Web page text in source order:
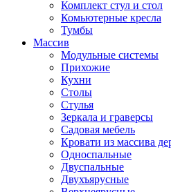
Комплект стул и стол
Комьютерные кресла
Тумбы
Массив
Модульные системы
Прихожие
Кухни
Столы
Стулья
Зеркала и граверсы
Садовая мебель
Кровати из массива
Односпальные
Двуспальные
Двухъярусные